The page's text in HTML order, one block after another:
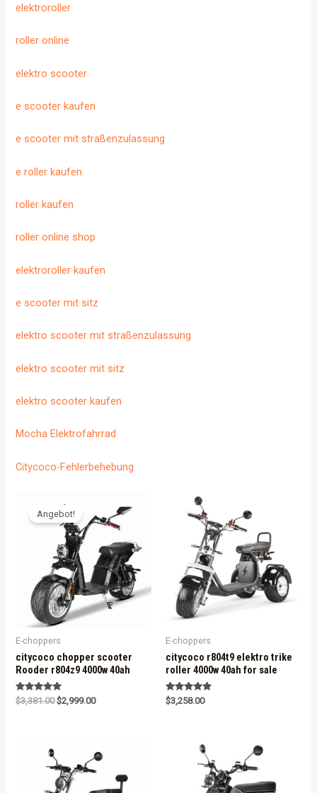
elektroroller
roller online
elektro scooter
e scooter kaufen
e scooter mit straßenzulassung
e roller kaufen
roller kaufen
roller online shop
elektroroller kaufen
e scooter mit sitz
elektro scooter mit straßenzulassung
elektro scooter mit sitz
elektro scooter kaufen
Mocha Elektrofahrrad
Citycoco-Fehlerbehebung
Angebot!
E-choppers
citycoco chopper scooter
Rooder r804z9 4000w 40ah
Rated
5.00
$3,381.00 $2,999.00
E-choppers
citycoco r804t9 elektro trike
roller 4000w 40ah for sale
Rated
5.00
$3,258.00